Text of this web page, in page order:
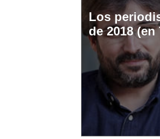
Los
de 2018 (en